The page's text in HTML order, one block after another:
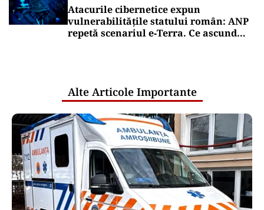
Atacurile cibernetice expun
vulnerabilitățile statului român: ANP
repetă scenariul e‑Terra. Ce ascund
Alte Articole Importante